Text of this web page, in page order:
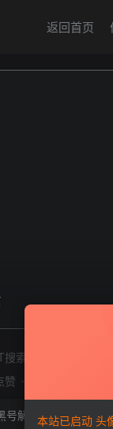
返回首页
搜索
赞
本站已启动 头